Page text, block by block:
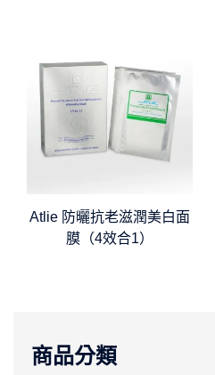
Atlie 防曬抗老滋潤美白面
膜（4效合1）
商品分類